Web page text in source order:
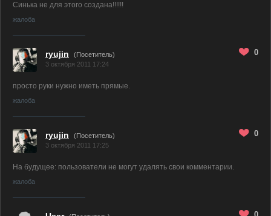
Синька не для этого создана!!!!!!
жалоба
ryujin
(Посетитель)
3 октября 2011 17:24
0
просто руки нужно иметь прямые.
жалоба
ryujin
(Посетитель)
3 октября 2011 17:25
0
На будущее: пользователи не могут удалять свои комментарии.
жалоба